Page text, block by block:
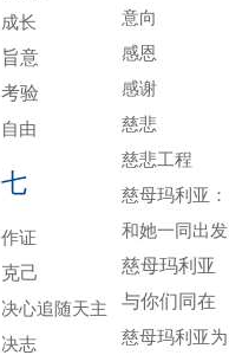
成长
旨意
考验
自由
七
作证
克己
决心追随天主
决志
意向
感恩
感谢
慈悲
慈悲工程
慈母玛利亚：
和她一同出发
慈母玛利亚
与你们同在
慈母玛利亚为